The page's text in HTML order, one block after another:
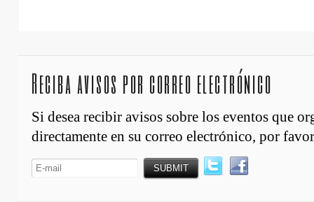
Reciba avisos por correo electrónico
Si desea recibir avisos sobre los eventos que
directamente en su correo electrónico, por